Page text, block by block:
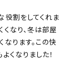
役割をしてくれま
なり、冬は部屋
ります。この快
くなりました！